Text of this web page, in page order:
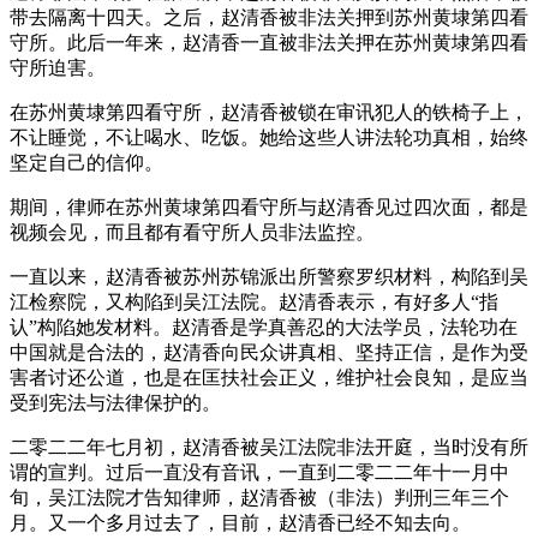
带去隔离十四天。之后，赵清香被非法关押到苏州黄埭第四看
守所。此后一年来，赵清香一直被非法关押在苏州黄埭第四看
守所迫害。
在苏州黄埭第四看守所，赵清香被锁在审讯犯人的铁椅子上，
不让睡觉，不让喝水、吃饭。她给这些人讲法轮功真相，始终
坚定自己的信仰。
期间，律师在苏州黄埭第四看守所与赵清香见过四次面，都是
视频会见，而且都有看守所人员非法监控。
一直以来，赵清香被苏州苏锦派出所警察罗织材料，构陷到吴
江检察院，又构陷到吴江法院。赵清香表示，有好多人“指
认”构陷她发材料。赵清香是学真善忍的大法学员，法轮功在
中国就是合法的，赵清香向民众讲真相、坚持正信，是作为受
害者讨还公道，也是在匡扶社会正义，维护社会良知，是应当
受到宪法与法律保护的。
二零二二年七月初，赵清香被吴江法院非法开庭，当时没有所
谓的宣判。过后一直没有音讯，一直到二零二二年十一月中
旬，吴江法院才告知律师，赵清香被（非法）判刑三年三个
月。又一个多月过去了，目前，赵清香已经不知去向。